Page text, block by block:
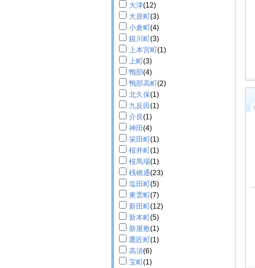
大津(12)
大原町(3)
小倉町(4)
鏡川町(3)
上本宮町(1)
上町(3)
鴨部(4)
鴨部高町(2)
北久保(1)
九反田(1)
介良(1)
神田(4)
栄田町(1)
桜井町(1)
桜馬場(1)
桟橋通(23)
塩田町(5)
東雲町(7)
新田町(12)
新本町(5)
新屋敷(1)
鷹匠町(1)
高須(6)
宝町(1)